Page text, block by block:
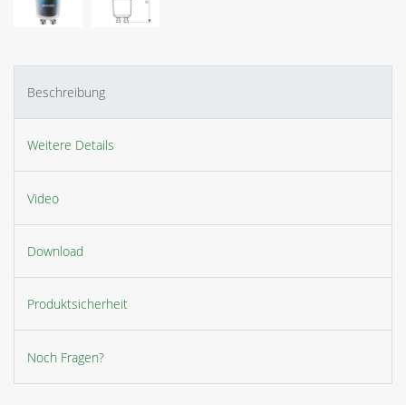
Beschreibung
Weitere Details
Video
Download
Produktsicherheit
Noch Fragen?